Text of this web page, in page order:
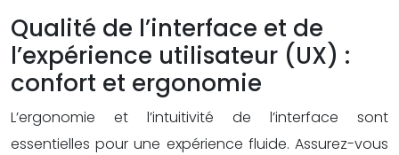
Qualité de l’interface et de
l’expérience utilisateur (UX) :
confort et ergonomie
L’ergonomie et l’intuitivité de l’interface sont
essentielles pour une expérience fluide. Assurez-vous